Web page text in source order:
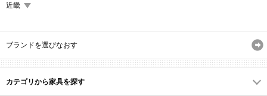
近畿
ブランドを選びなおす
カテゴリから家具を探す